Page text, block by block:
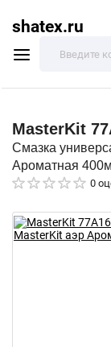
shatex.ru
MasterKit
Смазка
Ароматная
0